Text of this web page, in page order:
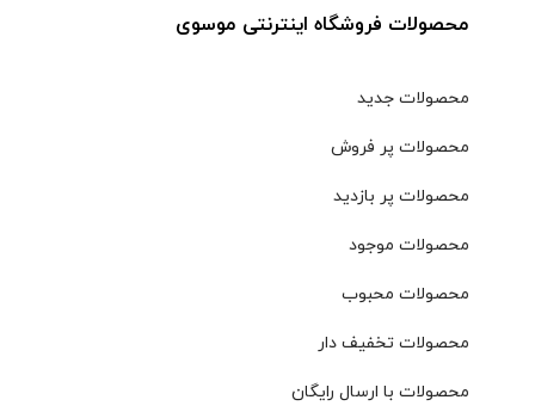
محصولات فروشگاه اینترنتی موسوی
محصولات جدید
محصولات پر فروش
محصولات پر بازدید
محصولات موجود
محصولات محبوب
محصولات تخفیف دار
محصولات با ارسال رایگان